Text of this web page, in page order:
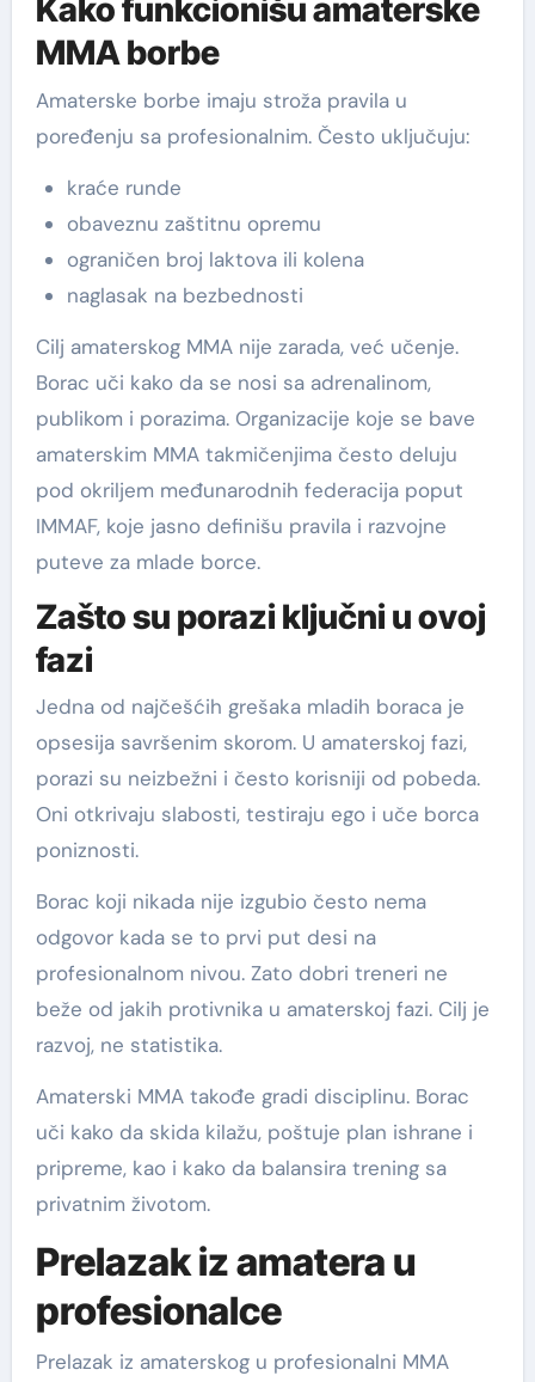
Kako funkcionišu amaterske
MMA borbe
Amaterske borbe imaju stroža pravila u
poređenju sa profesionalnim. Često uključuju:
kraće runde
obaveznu zaštitnu opremu
ograničen broj laktova ili kolena
naglasak na bezbednosti
Cilj amaterskog MMA nije zarada, već učenje.
Borac uči kako da se nosi sa adrenalinom,
publikom i porazima. Organizacije koje se bave
amaterskim MMA takmičenjima često deluju
pod okriljem međunarodnih federacija poput
IMMAF, koje jasno definišu pravila i razvojne
puteve za mlade borce.
Zašto su porazi ključni u ovoj
fazi
Jedna od najčešćih grešaka mladih boraca je
opsesija savršenim skorom. U amaterskoj fazi,
porazi su neizbežni i često korisniji od pobeda.
Oni otkrivaju slabosti, testiraju ego i uče borca
poniznosti.
Borac koji nikada nije izgubio često nema
odgovor kada se to prvi put desi na
profesionalnom nivou. Zato dobri treneri ne
beže od jakih protivnika u amaterskoj fazi. Cilj je
razvoj, ne statistika.
Amaterski MMA takođe gradi disciplinu. Borac
uči kako da skida kilažu, poštuje plan ishrane i
pripreme, kao i kako da balansira trening sa
privatnim životom.
Prelazak iz amatera u
profesionalce
Prelazak iz amaterskog u profesionalni MMA